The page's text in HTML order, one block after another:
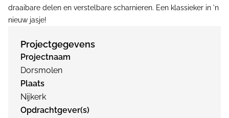
draaibare delen en verstelbare scharnieren. Een klassieker in 'n
nieuw jasje!
Projectgegevens
Projectnaam
Dorsmolen
Plaats
Nijkerk
Opdrachtgever(s)